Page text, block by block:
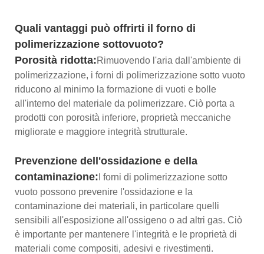
Quali vantaggi può offrirti il ​​forno di
polimerizzazione sottovuoto?
Porosità ridotta:Rimuovendo l'aria dall'ambiente di
polimerizzazione, i forni di polimerizzazione sotto vuoto
riducono al minimo la formazione di vuoti e bolle
all'interno del materiale da polimerizzare. Ciò porta a
prodotti con porosità inferiore, proprietà meccaniche
migliorate e maggiore integrità strutturale.
Prevenzione dell'ossidazione e della
contaminazione: I forni di polimerizzazione sotto
vuoto possono prevenire l'ossidazione e la
contaminazione dei materiali, in particolare quelli
sensibili all'esposizione all'ossigeno o ad altri gas. Ciò
è importante per mantenere l'integrità e le proprietà di
materiali come compositi, adesivi e rivestimenti.